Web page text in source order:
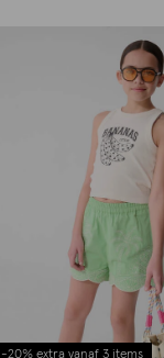
-20% extra vanaf 3 items